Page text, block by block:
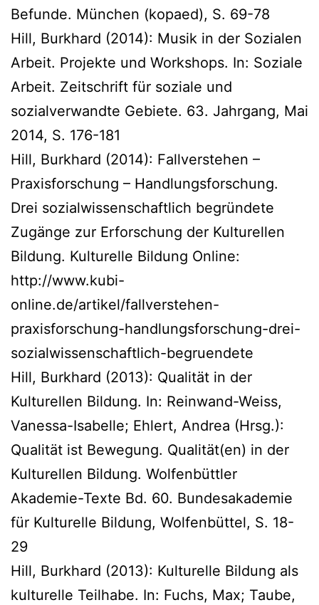
Befunde. München (kopaed), S. 69-78
Hill, Burkhard (2014): Musik in der Sozialen
Arbeit. Projekte und Workshops. In: Soziale
Arbeit. Zeitschrift für soziale und
sozialverwandte Gebiete. 63. Jahrgang, Mai
2014, S. 176-181
Hill, Burkhard (2014): Fallverstehen –
Praxisforschung – Handlungsforschung.
Drei sozialwissenschaftlich begründete
Zugänge zur Erforschung der Kulturellen
Bildung. Kulturelle Bildung Online:
http://www.kubi-
online.de/artikel/fallverstehen-
praxisforschung-handlungsforschung-drei-
sozialwissenschaftlich-begruendete
Hill, Burkhard (2013): Qualität in der
Kulturellen Bildung. In: Reinwand-Weiss,
Vanessa-Isabelle; Ehlert, Andrea (Hrsg.):
Qualität ist Bewegung. Qualität(en) in der
Kulturellen Bildung. Wolfenbüttler
Akademie-Texte Bd. 60. Bundesakademie
für Kulturelle Bildung, Wolfenbüttel, S. 18-
29
Hill, Burkhard (2013): Kulturelle Bildung als
kulturelle Teilhabe. In: Fuchs, Max; Taube,